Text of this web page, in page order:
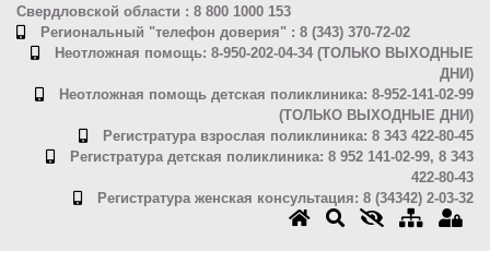
Свердловской области : 8 800 1000 153
Региональный "телефон доверия" : 8 (343) 370-72-02
Неотложная помощь: 8-950-202-04-34 (ТОЛЬКО ВЫХОДНЫЕ
ДНИ)
Неотложная помощь детская поликлиника: 8-952-141-02-99
(ТОЛЬКО ВЫХОДНЫЕ ДНИ)
Регистратура взрослая поликлиника: 8 343 422-80-45
Регистратура детская поликлиника: 8 952 141-02-99, 8 343
422-80-43
Регистратура женская консультация: 8 (34342) 2-03-32